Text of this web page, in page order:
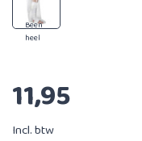
Been
heel
11,95
Incl. btw